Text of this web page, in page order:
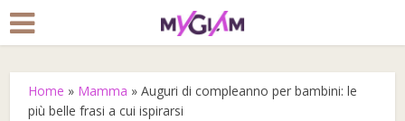
Home » Mamma »Auguri di compleanno per bambini: le
più belle frasi a cui ispirarsi